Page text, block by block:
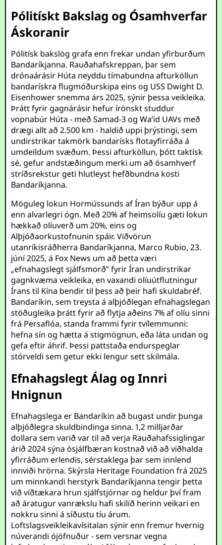
Pólitískt Bakslag og Ósamhverfar
Áskoranir
Pólitísk bakslög grafa enn frekar undan yfirburðum
Bandaríkjanna. Rauðahafskreppan, þar sem
drónaárásir Húta neyddu tímabundna afturköllun
bandarískra flugmóðurskipa eins og USS Dwight D.
Eisenhower snemma árs 2025, sýnir þessa veikleika.
Þrátt fyrir gagnárásir hefur írönskt studdur
vopnabúr Húta - með Samad-3 og Wa’id UAVs með
drægi allt að 2.500 km - haldið uppi þrýstingi, sem
undirstrikar takmörk bandarísks flotayfirráða á
umdeildum svæðum. Þessi afturköllun, þótt taktísk
sé, gefur andstæðingum merki um að ósamhverf
stríðsrekstur geti hlutleyst hefðbundna kosti
Bandaríkjanna.
Möguleg lokun Hormússunds af Íran býður upp á
enn alvarlegri ógn. Með 20% af heimsolíu gæti lokun
hækkað olíuverð um 20%, eins og
Alþjóðaorkustofnunin spáir. Viðvörun
utanríkisráðherra Bandaríkjanna, Marco Rubio, 23.
júní 2025, á Fox News um að þetta væri
„efnahagslegt sjálfsmorð” fyrir Íran undirstrikar
gagnkvæma veikleika, en vaxandi olíuútflutningur
Írans til Kína bendir til þess að þeir hafi skuldabréf.
Bandaríkin, sem treysta á alþjóðlegan efnahagslegan
stöðugleika þrátt fyrir að flytja aðeins 7% af olíu sinni
frá Persaflóa, standa frammi fyrir tvílemmunni:
hefna sín og hætta á stigmögnun, eða láta undan og
gefa eftir áhrif. Þessi pattstaða endurspeglar
stórveldi sem getur ekki lengur sett skilmála.
Efnahagslegt Álag og Innri
Hnignun
Efnahagslega er Bandaríkin að bugast undir þunga
alþjóðlegra skuldbindinga sinna. 1,2 milljarðar
dollara sem varið var til að verja Rauðahafssiglingar
árið 2024 sýna ósjálfbæran kostnað við að viðhalda
yfirráðum erlendis, sérstaklega þar sem innlend
innviði hrörna. Skýrsla Heritage Foundation frá 2025
um minnkandi herstyrk Bandaríkjanna tengir þetta
við víðtækara hrun sjálfstjórnar og heldur því fram
að áratugur vanrækslu hafi skilið herinn veikari en
nokkru sinni á síðustu tíu árum.
Loftslagsveikleikavísitalan sýnir enn fremur hvernig
núverandi ójöfnuður - sem versnar vegna